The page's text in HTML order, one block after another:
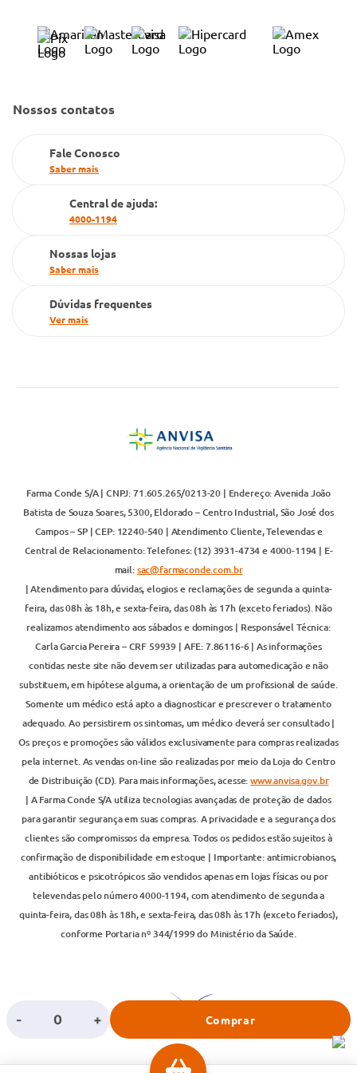
- + Comprar
Código de Conduta
Política de Reembolso
Dúvidas Frequentes
Bulário Anvisa
Condeclin
Cartão Grupo Conde
Televendas
Nossos contatos
Fale Conosco
Saber mais
Central de ajuda:
4000-1194
Nossas lojas
Saber mais
Dúvidas frequentes
Ver mais
Farma Conde S/A | CNPJ: 71.605.265/0213-20 | Endereço: Avenida João
Batista de Souza Soares, 5300, Eldorado – Centro Industrial, São José dos
Campos – SP | CEP: 12240-540 | Atendimento Cliente, Televendas e
Central de Relacionamento: Telefones: (12) 3931-4734 e 4000-1194 | E-
mail:sac@farmaconde.com.br
| Atendimento para dúvidas, elogios e reclamações de segunda a quinta-
feira, das 08h às 18h, e sexta-feira, das 08h às 17h (exceto feriados). Não
realizamos atendimento aos sábados e domingos | Responsável Técnica:
Carla Garcia Pereira – CRF 59939 | AFE: 7.86116-6 | As informações
contidas neste site não devem ser utilizadas para automedicação e não
substituem, em hipótese alguma, a orientação de um profissional de saúde.
Somente um médico está apto a diagnosticar e prescrever o tratamento
adequado. Ao persistirem os sintomas, um médico deverá ser consultado |
Os preços e promoções são válidos exclusivamente para compras realizadas
pela internet. As vendas on-line são realizadas por meio da Loja do Centro
de Distribuição (CD). Para mais informações, acesse:www.anvisa.gov.br
| A Farma Conde S/A utiliza tecnologias avançadas de proteção de dados
para garantir segurança em suas compras. A privacidade e a segurança dos
clientes são compromissos da empresa. Todos os pedidos estão sujeitos à
confirmação de disponibilidade em estoque | Importante: antimicrobianos,
antibióticos e psicotrópicos são vendidos apenas em lojas físicas ou por
televendas pelo número 4000-1194, com atendimento de segunda a
quinta-feira, das 08h às 18h, e sexta-feira, das 08h às 17h (exceto feriados),
conforme Portaria nº 344/1999 do Ministério da Saúde.